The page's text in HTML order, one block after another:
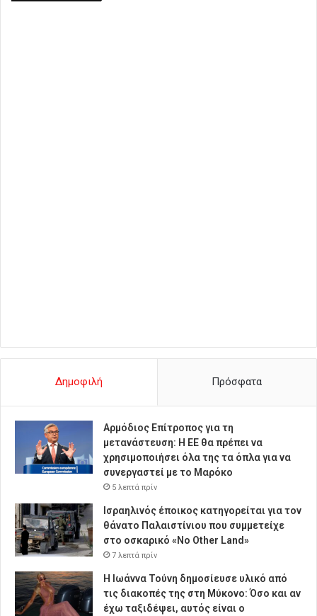
Δημοφιλή Πρόσφατα
Αρμόδιος Επίτροπος για τη
μετανάστευση: Η ΕΕ θα πρέπει να
χρησιμοποιήσει όλα της τα όπλα για να
συνεργαστεί με το Μαρόκο
5 λεπτά πρίν
Ισραηλινός έποικος κατηγορείται για τον
θάνατο Παλαιστίνιου που συμμετείχε
στο οσκαρικό «No Other Land»
7 λεπτά πρίν
Η Ιωάννα Τούνη δημοσίευσε υλικό από
τις διακοπές της στη Μύκονο: Όσο και αν
έχω ταξιδέψει, αυτός είναι ο